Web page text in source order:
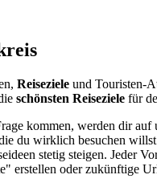
Reiseziele und Touristen-
schönsten Reiseziele für
kommen, werden dir auf
du wirklich besuchen
stetig steigen. Jeder
erstellen oder zukünftige